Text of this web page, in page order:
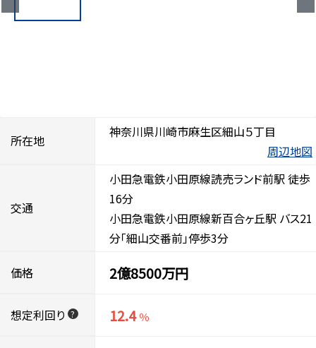
所在地
神奈川県川崎市麻生区細山５丁目
周辺地図
交通
小田急電鉄小田原線読売ランド前駅 徒歩
16分
小田急電鉄小田原線新百合ヶ丘駅 バス21
分「細山交番前」停歩3分
価格 2億8500万円
想定利回り ? 12.4 ％